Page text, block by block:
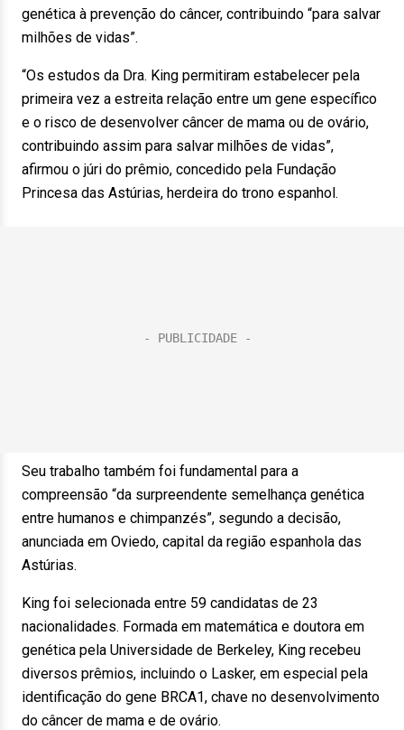
genética à prevenção do câncer, contribuindo “para salvar
milhões de vidas”.
“Os estudos da Dra. King permitiram estabelecer pela
primeira vez a estreita relação entre um gene específico
e o risco de desenvolver câncer de mama ou de ovário,
contribuindo assim para salvar milhões de vidas”,
afirmou o júri do prêmio, concedido pela Fundação
Princesa das Astúrias, herdeira do trono espanhol.
Seu trabalho também foi fundamental para a
compreensão “da surpreendente semelhança genética
entre humanos e chimpanzés”, segundo a decisão,
anunciada em Oviedo, capital da região espanhola das
Astúrias.
King foi selecionada entre 59 candidatas de 23
nacionalidades. Formada em matemática e doutora em
genética pela Universidade de Berkeley, King recebeu
diversos prêmios, incluindo o Lasker, em especial pela
identificação do gene BRCA1, chave no desenvolvimento
do câncer de mama e de ovário.